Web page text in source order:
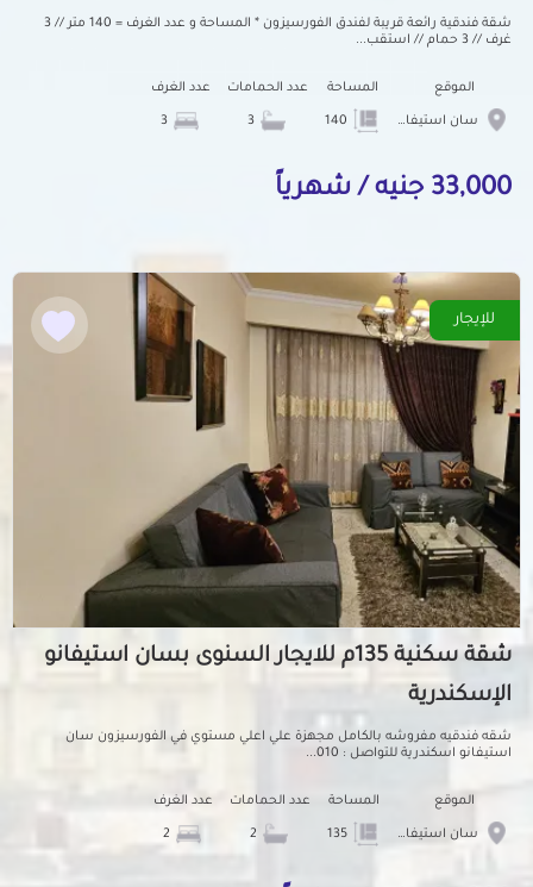
شقة فندقية رائعة قريبة لفندق الفورسيزون * المساحة و عدد الغرف = 140 متر // 3
غرف // 3 حمام // استقب...
الموقع
سان استيفانو
المساحة عدد الحمامات عدد الغرف
33,000 جنيه / شهرياً
للإيجار
شقة سكنية 135م للايجار السنوى بسان استيفانو
الإسكندرية
شقه فندقيه مفروشه بالكامل مجهزة علي اعلي مستوي في الفورسيزون سان
استيفانو اسكندرية للتواصل : 010...
الموقع
سان استيفانو
المساحة عدد الحمامات عدد الغرف